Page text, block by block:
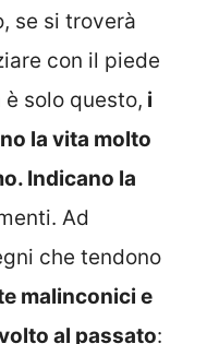
se si troverà
con il piede
è solo questo, i
la vita molto
Indicano la
Ad
che tendono
malinconici e
al passato: